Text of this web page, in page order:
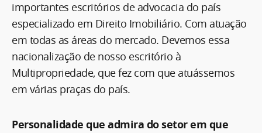
importantes escritórios de advocacia do país
especializado em Direito Imobiliário. Com atuação
em todas as áreas do mercado. Devemos essa
nacionalização de nosso escritório à
Multipropriedade, que fez com que atuássemos
em várias praças do país.
Personalidade que admira do setor em que